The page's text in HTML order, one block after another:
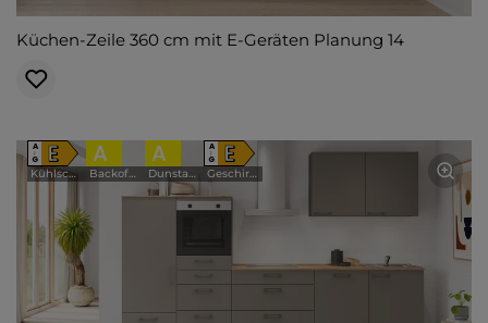
Küchen-Zeile 360 cm mit E-Geräten Planung 14
A
↑
G E
Kühlschrank
A
Backofen
A
Dunstabzugshaube
A
↑
G E
Geschirrspüler